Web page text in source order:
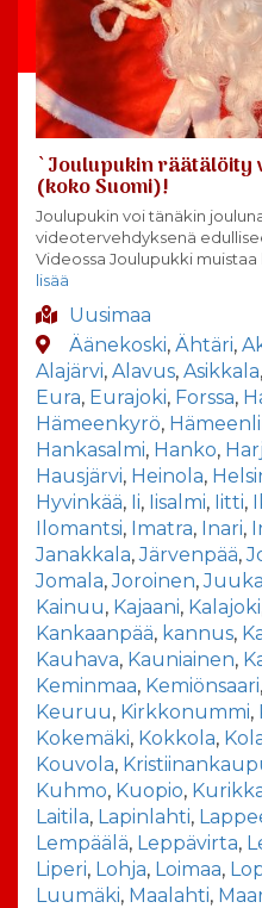
`Joulupukin räätälöity
(koko Suomi)!
Joulupukin voi tänäkin
videotervehdyksenä
Videossa Joulupukki
lisää
Uusimaa
Äänekoski, Ähtäri,
Alajärvi, Alavus, Asikkala,
Eura, Eurajoki, Forssa,
Hämeenkyrö,
Hankasalmi, Hanko,
Hausjärvi, Heinola,
Hyvinkää, Ii, Iisalmi, Iitti,
Ilomantsi, Imatra, Inari,
Janakkala,Järvenpää,
Jomala,Joroinen,Juuka
Kainuu, Kajaani, Kalajoki
Kankaanpää, kannus,
Kauhava, Kauniainen,
Keminmaa, Kemiönsaari,
Keuruu, Kirkkonummi,
Kokemäki, Kokkola,
Kouvola,
Kuhmo, Kuopio,
Laitila, Lapinlahti,
Lempäälä, Leppävirta,
Liperi, Lohja, Loimaa,
Luumäki, Maalahti,